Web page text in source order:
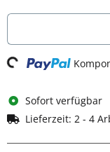
Loading...
Sofort verfügbar
Lieferzeit: 2 - 4